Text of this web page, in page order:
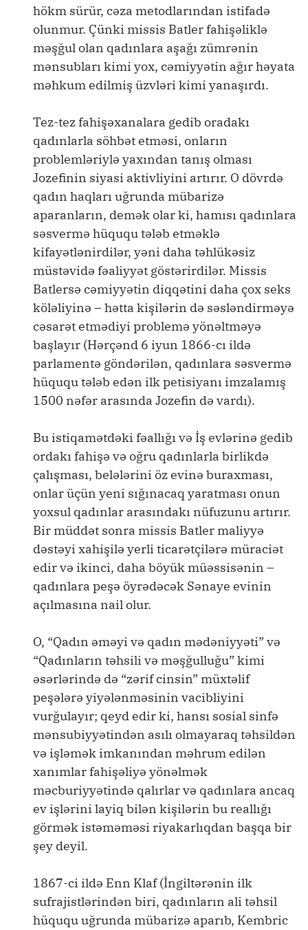
hökm sürür, cəza metodlarından istifadə
olunmur. Çünki missis Batler fahişəliklə
məşğul olan qadınlara aşağı zümrənin
mənsubları kimi yox, cəmiyyətin ağır həyata
məhkum edilmiş üzvləri kimi yanaşırdı.
Tez-tez fahişəxanalara gedib oradakı
qadınlarla söhbət etməsi, onların
problemləriylə yaxından tanış olması
Jozefinin siyasi aktivliyini artırır. O dövrdə
qadın haqları uğrunda mübarizə
aparanların, demək olar ki, hamısı qadınlara
səsvermə hüququ tələb etməklə
kifayətlənirdilər, yəni daha təhlükəsiz
müstəvidə fəaliyyət göstərirdilər. Missis
Batlersə cəmiyyətin diqqətini daha çox seks
köləliyinə – hətta kişilərin də səsləndirməyə
cəsarət etmədiyi problemə yönəltməyə
başlayır (Hərçənd 6 iyun 1866-cı ildə
parlamentə göndərilən, qadınlara səsvermə
hüququ tələb edən ilk petisiyanı imzalamış
1500 nəfər arasında Jozefin də vardı).
Bu istiqamətdəki fəallığı və İş evlərinə gedib
ordakı fahişə və oğru qadınlarla birlikdə
çalışması, belələrini öz evinə buraxması,
onlar üçün yeni sığınacaq yaratması onun
yoxsul qadınlar arasındakı nüfuzunu artırır.
Bir müddət sonra missis Batler maliyyə
dəstəyi xahişilə yerli ticarətçilərə müraciət
edir və ikinci, daha böyük müəssisənin –
qadınlara peşə öyrədəcək Sənaye evinin
açılmasına nail olur.
O, “Qadın əməyi və qadın mədəniyyəti” və
“Qadınların təhsili və məşğulluğu” kimi
əsərlərində də “zərif cinsin” müxtəlif
peşələrə yiyələnməsinin vacibliyini
vurğulayır; qeyd edir ki, hansı sosial sinfə
mənsubiyyətindən asılı olmayaraq təhsildən
və işləmək imkanından məhrum edilən
xanımlar fahişəliyə yönəlmək
məcburiyyətində qalırlar və qadınlara ancaq
ev işlərini layiq bilən kişilərin bu reallığı
görmək istəməməsi riyakarlıqdan başqa bir
şey deyil.
1867-ci ildə Enn Klaf (İngiltərənin ilk
sufrajistlərindən biri, qadınların ali təhsil
hüququ uğrunda mübarizə aparıb, Kembric